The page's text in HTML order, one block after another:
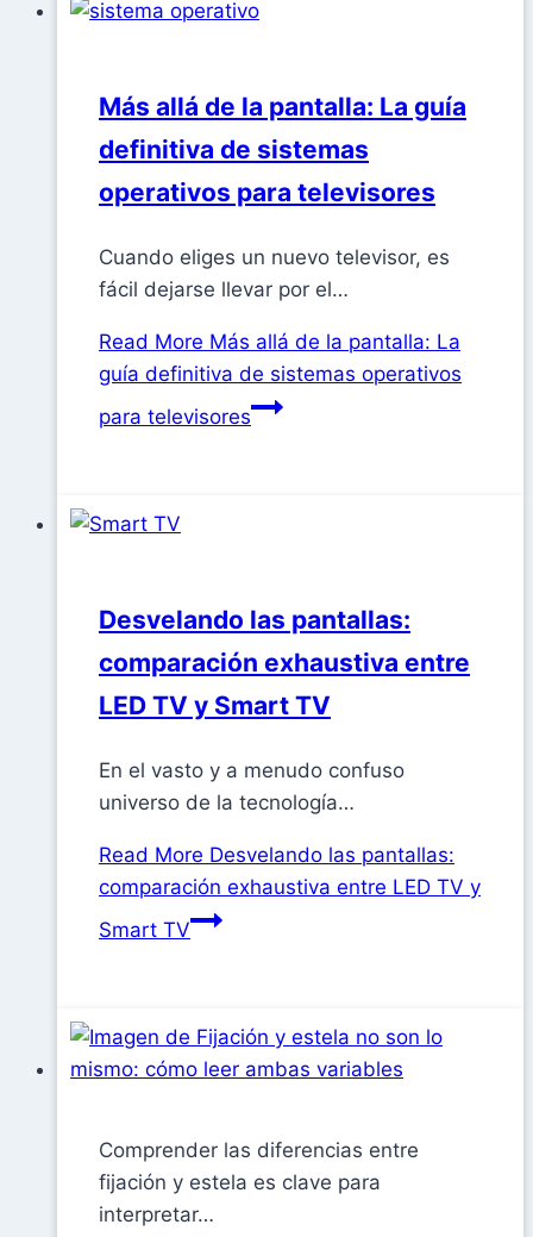
Más allá de la pantalla: La guía
definitiva de sistemas
operativos para televisores
Cuando eliges un nuevo televisor, es
fácil dejarse llevar por el…
Read More Más allá de la pantalla: La
guía definitiva de sistemas operativos
para televisores
Desvelando las pantallas:
comparación exhaustiva entre
LED TV y Smart TV
En el vasto y a menudo confuso
universo de la tecnología…
Read More Desvelando las pantallas:
comparación exhaustiva entre LED TV y
Smart TV
Comprender las diferencias entre
fijación y estela es clave para
interpretar…